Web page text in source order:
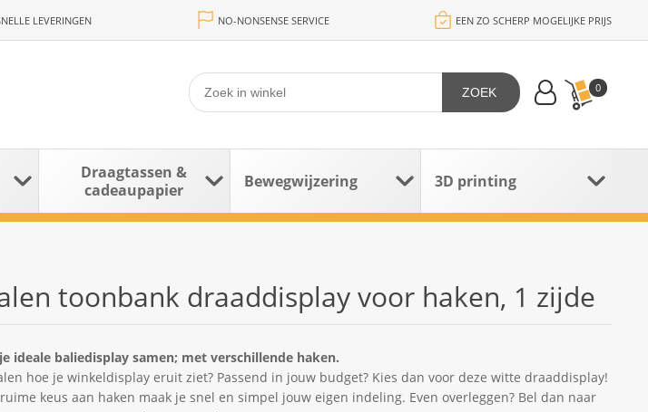
LEVERINGEN NO-NONSENSE SERVICE EEN ZO SCHERP MOGELIJKE PRIJS
0
ZOEK
Draagtassen &
cadeaupapier
Bewegwijzering 3D printing
toonbank draaddisplay voor haken, 1 zijde
ideale baliedisplay samen; met verschillende haken.
hoe je winkeldisplay eruit ziet? Passend in jouw budget? Kies dan voor deze witte draaddisplay!
keus aan haken maak je snel en simpel jouw eigen indeling. Even overleggen? Bel dan naar